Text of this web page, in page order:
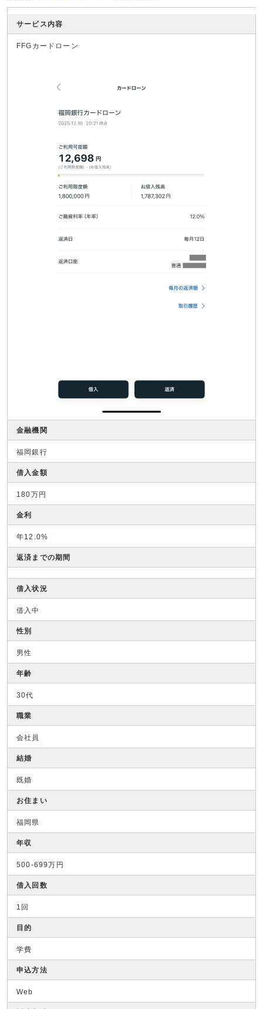
サービス内容
FFGカードローン
金融機関
福岡銀行
借入金額
180万円
金利
年12.0%
返済までの期間
借入状況
借入中
性別
男性
年齢
30代
職業
会社員
結婚
既婚
お住まい
福岡県
年収
500-699万円
借入回数
1回
目的
学費
申込方法
Web